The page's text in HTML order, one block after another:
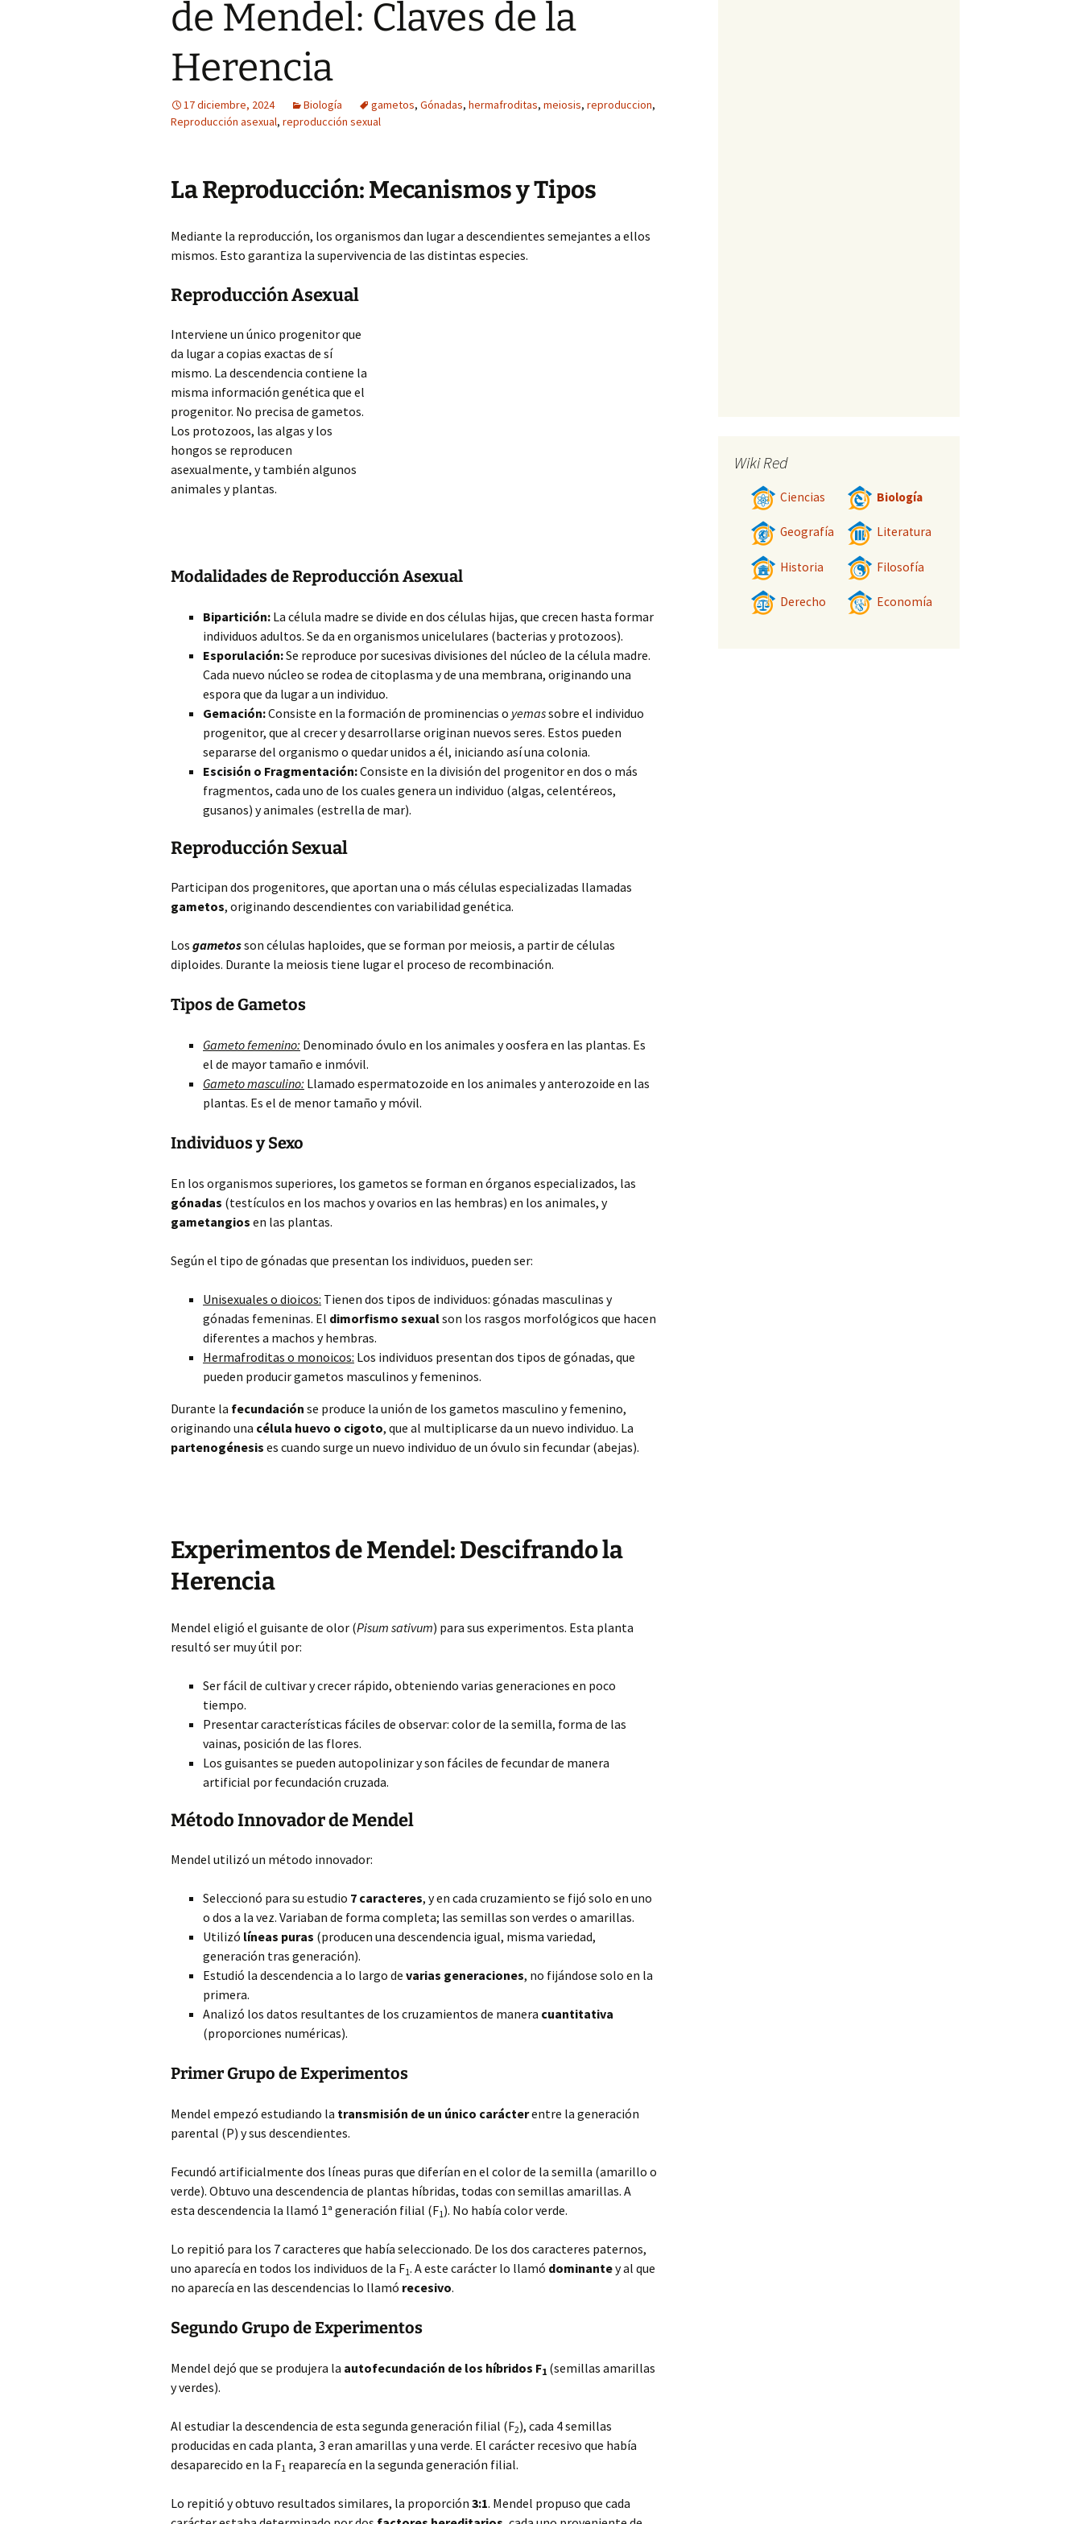
de Mendel: Claves de la
Herencia
17 diciembre, 2024 Biología gametos, Gónadas, hermafroditas, meiosis, reproduccion,
Reproducción asexual, reproducción sexual
La Reproducción: Mecanismos y Tipos
Mediante la reproducción, los organismos dan lugar a descendientes semejantes a ellos
mismos. Esto garantiza la supervivencia de las distintas especies.
Reproducción Asexual
Interviene un único progenitor que
da lugar a copias exactas de sí
mismo. La descendencia contiene la
misma información genética que el
progenitor. No precisa de gametos.
Los protozoos, las algas y los
hongos se reproducen
asexualmente, y también algunos
animales y plantas.
Modalidadesde Reproducción Asexual
Bipartición: La célula madre se divide en dos células hijas, que crecen hasta formar
individuos adultos. Se da en organismos unicelulares (bacterias y protozoos).
Esporulación:Se reproduce por sucesivas divisiones del núcleo de la célula madre.
Cada nuevo núcleo se rodea de citoplasma y de una membrana, originando una
espora que da lugar a un individuo.
Gemación:Consiste en la formación de prominencias o yemassobre el individuo
progenitor, que al crecer y desarrollarse originan nuevos seres. Estos pueden
separarse del organismo o quedar unidos a él, iniciando así una colonia.
Escisión o Fragmentación:Consiste en la división del progenitor en dos o más
fragmentos, cada uno de los cuales genera un individuo (algas, celentéreos,
gusanos) y animales (estrella de mar).
Reproducción Sexual
Participan dos progenitores, que aportan una o más células especializadas llamadas
gametos, originando descendientes con variabilidad genética.
Los gametosson células haploides, que se forman por meiosis, a partir de células
diploides. Durante la meiosis tiene lugar el proceso de recombinación.
Tipos de Gametos
Gameto femenino: Denominado óvulo en los animales y oosfera en las plantas. Es
el de mayor tamaño e inmóvil.
Gameto masculino: Llamado espermatozoide en los animales y anterozoide en las
plantas. Es el de menor tamaño y móvil.
Individuos y Sexo
En los organismos superiores, los gametos se forman en órganos especializados, las
gónadas (testículos en los machos y ovarios en las hembras) en los animales, y
gametangios en las plantas.
Según el tipo de gónadas que presentan los individuos, pueden ser:
Unisexuales o dioicos: Tienen dos tipos de individuos: gónadas masculinas y
gónadas femeninas. El dimorfismo sexualson los rasgos morfológicos que hacen
diferentes a machos y hembras.
Hermafroditas o monoicos: Los individuos presentan dos tipos de gónadas, que
pueden producir gametos masculinos y femeninos.
Durante la fecundación se produce la unión de los gametos masculino y femenino,
originando una célula huevo o cigoto, que al multiplicarse da un nuevo individuo. La
partenogénesis es cuando surge un nuevo individuo de un óvulo sin fecundar (abejas).
Experimentos de Mendel: Descifrando la
Herencia
Mendel eligió el guisante de olor (Pisum sativum) para sus experimentos. Esta planta
resultó ser muy útil por:
Ser fácil de cultivar y crecer rápido, obteniendo varias generaciones en poco
tiempo.
Presentar características fáciles de observar: color de la semilla, forma de las
vainas, posición de las flores.
Los guisantes se pueden autopolinizar y son fáciles de fecundar de manera
artificial por fecundación cruzada.
Método Innovador de Mendel
Mendel utilizó un método innovador:
Seleccionó para su estudio 7 caracteres, y en cada cruzamiento se fijó solo en uno
o dos a la vez. Variaban de forma completa; las semillas son verdes o amarillas.
Utilizó líneas puras (producen una descendencia igual, misma variedad,
generación tras generación).
Estudió la descendencia a lo largo de varias generaciones, no fijándose solo en la
primera.
Analizó los datos resultantes de los cruzamientos de manera cuantitativa
(proporciones numéricas).
Primer Grupo de Experimentos
Mendel empezó estudiando la transmisión de un único carácterentre la generación
parental (P) y sus descendientes.
Fecundó artificialmente dos líneas puras que diferían en el color de la semilla (amarillo o
verde). Obtuvo una descendencia de plantas híbridas, todas con semillas amarillas. A
esta descendencia la llamó 1ª generación filial (F1). No había color verde.
Lo repitió para los 7 caracteres que había seleccionado. De los dos caracteres paternos,
uno aparecía en todos los individuos de la F1. A este carácter lo llamó dominantey al que
no aparecía en las descendencias lo llamó recesivo.
Segundo Grupo de Experimentos
Mendel dejó que se produjera la autofecundación de los híbridos F1 (semillas amarillas
y verdes).
Al estudiar la descendencia de esta segunda generación filial (F2), cada 4 semillas
producidas en cada planta, 3 eran amarillas y una verde. El carácter recesivo que había
desaparecido en la F1 reaparecía en la segunda generación filial.
Lo repitió y obtuvo resultados similares, la proporción 3:1. Mendel propuso que cada
Wiki Red
Ciencias Biología
Geografía Literatura
Historia Filosofía
Derecho Economía